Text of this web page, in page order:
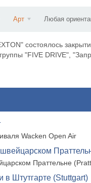
Арт Любая
состоялось
"FIVE DRIVE",
Wacken Open Air
Праттельне
в Штутгарте (Stuttgart)